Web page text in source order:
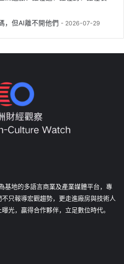
，但AI離不開他們 2026-07-29
地的多語言商業及產業媒體平台，專
只報導宏觀趨勢，更走進廠房與技術人
光，贏得合作夥伴，立足數位時代。